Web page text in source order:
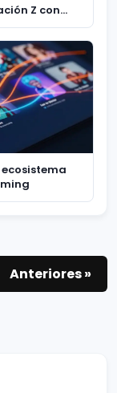
Z con
ecosistema
Anteriores »